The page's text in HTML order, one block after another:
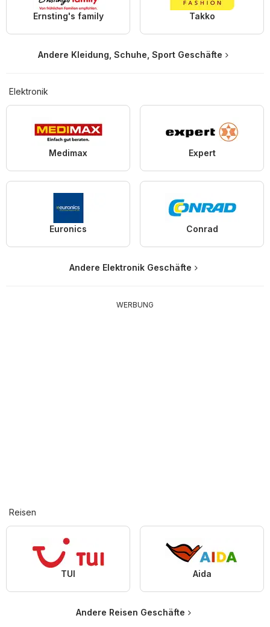
Ernsting's family Takko
Andere Kleidung, Schuhe, Sport Geschäfte
Elektronik
Medimax Expert
Euronics Conrad
Andere Elektronik Geschäfte
WERBUNG
Reisen
TUI Aida
Andere Reisen Geschäfte